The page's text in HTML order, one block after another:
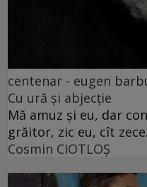
centenar - eugen
Cu ură și abjecție
Mă amuz și eu, dar
grăitor, zic eu, cît zece.
Cosmin CIOTLOŞ